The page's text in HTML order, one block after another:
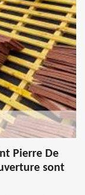
Pierre De
sont